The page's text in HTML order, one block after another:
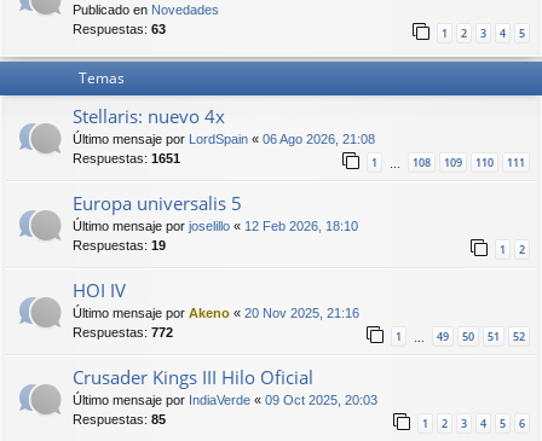
Publicado en Novedades
Respuestas: 63 1 2 3 4 5
Temas
Stellaris: nuevo 4x
Último mensaje por LordSpain « 06 Ago 2026, 21:08
Respuestas: 1651 1 108 109 110 111
Europa universalis 5
Último mensaje por joselillo « 12 Feb 2026, 18:10
Respuestas: 19 1 2
HOI IV
Último mensaje por Akeno « 20 Nov 2025, 21:16
Respuestas: 772 1 49 50 51 52
Crusader Kings III Hilo Oficial
Último mensaje por IndiaVerde « 09 Oct 2025, 20:03
Respuestas: 85 1 2 3 4 5 6